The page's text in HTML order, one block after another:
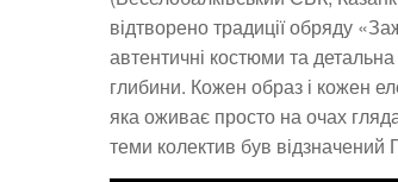
відтворено традиції обряду
автентичні костюми та
глибини. Кожен образ і кожен
яка оживає просто на очах
теми колектив був відзначений